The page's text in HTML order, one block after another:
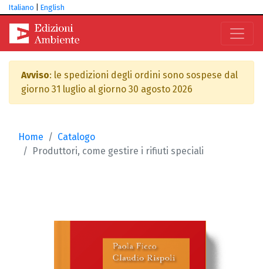
Italiano English
Avviso: le spedizioni degli ordini sono sospese dal
giorno 31 luglio al giorno 30 agosto 2026
Home
Catalogo
Produttori, come gestire i rifiuti speciali